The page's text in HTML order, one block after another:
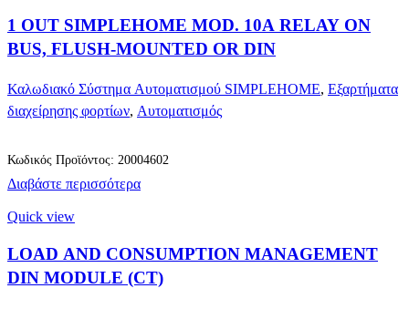
1 OUT SIMPLEHOME MOD. 10A RELAY ON
BUS, FLUSH-MOUNTED OR DIN
Καλωδιακό Σύστημα Αυτοματισμού SIMPLEHOME, Εξαρτήματα
διαχείρησης φορτίων, Αυτοματισμός
Διαβάστε περισσότερα
Κωδικός Προϊόντος: 20004602
Quick view
LOAD AND CONSUMPTION MANAGEMENT
DIN MODULE (CT)